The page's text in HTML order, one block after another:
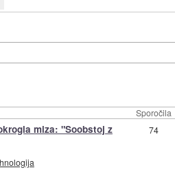
Sporočila
miza: "Soobstoj z 74